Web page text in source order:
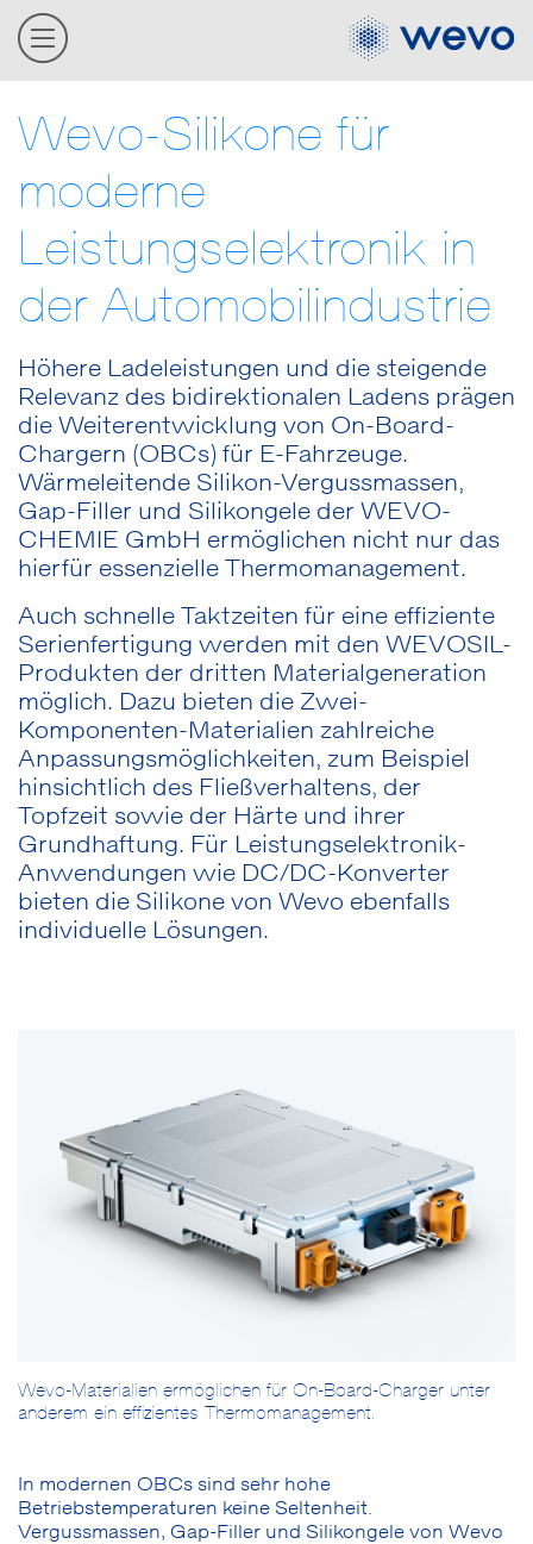
Wevo-Silikone für
moderne
Leistungselektronik in
der Automobilindustrie
Höhere Ladeleistungen und die steigende
Relevanz des bidirektionalen Ladens prägen
die Weiterentwicklung von On-Board-
Chargern (OBCs) für E-Fahrzeuge.
Wärmeleitende Silikon-Vergussmassen,
Gap-Filler und Silikongele der WEVO-
CHEMIE GmbH ermöglichen nicht nur das
hierfür essenzielle Thermomanagement.
Auch schnelle Taktzeiten für eine effiziente
Serienfertigung werden mit den WEVOSIL-
Produkten der dritten Materialgeneration
möglich. Dazu bieten die Zwei-
Komponenten-Materialien zahlreiche
Anpassungsmöglichkeiten, zum Beispiel
hinsichtlich des Fließverhaltens, der
Topfzeit sowie der Härte und ihrer
Grundhaftung. Für Leistungselektronik-
Anwendungen wie DC/DC-Konverter
bieten die Silikone von Wevo ebenfalls
individuelle Lösungen.
Wevo-Materialien ermöglichen für On-Board-Charger unter
anderem ein effizientes Thermomanagement.
In modernen OBCs sind sehr hohe
Betriebstemperaturen keine Seltenheit.
Vergussmassen, Gap-Filler und Silikongele von Wevo